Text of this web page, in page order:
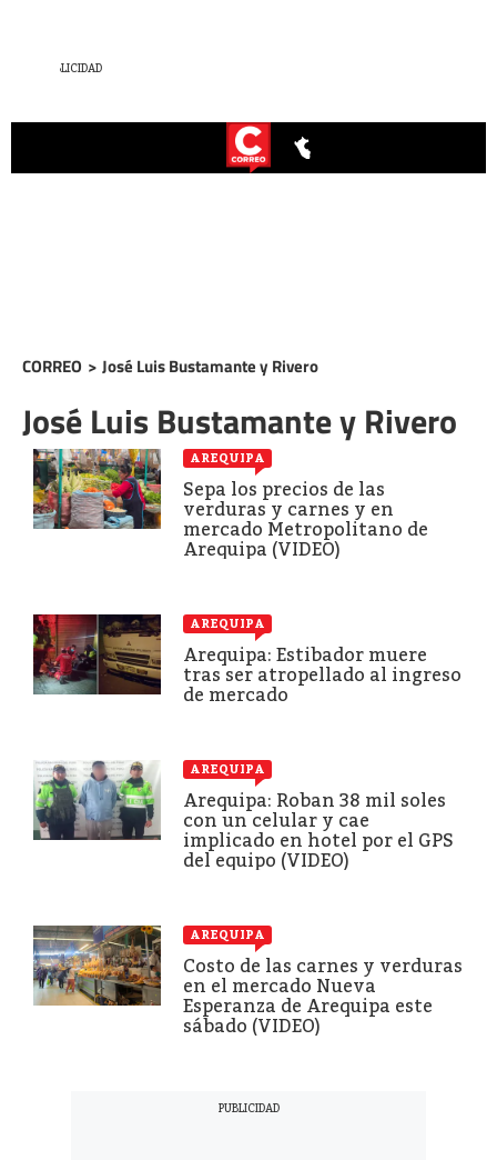
CORREO > José Luis Bustamante y Rivero
José Luis Bustamante y Rivero
AREQUIPA
Sepa los precios de las
verduras y carnes y en
mercado Metropolitano de
Arequipa (VIDEO)
AREQUIPA
Arequipa: Estibador muere
tras ser atropellado al ingreso
de mercado
AREQUIPA
Arequipa: Roban 38 mil soles
con un celular y cae
implicado en hotel por el GPS
del equipo (VIDEO)
AREQUIPA
Costo de las carnes y verduras
en el mercado Nueva
Esperanza de Arequipa este
sábado (VIDEO)